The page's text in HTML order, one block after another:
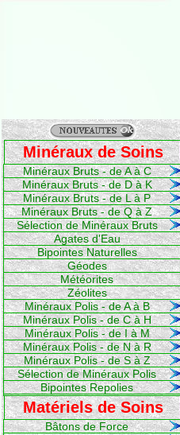
Minéraux de Soins
Minéraux Bruts - de A à C
Minéraux Bruts - de D à K
Minéraux Bruts - de L à P
Minéraux Bruts - de Q à Z
Sélection de Minéraux Bruts
Agates d'Eau
Bipointes Naturelles
Géodes
Météorites
Zéolites
Minéraux Polis - de A à B
Minéraux Polis - de C à H
Minéraux Polis - de I à M
Minéraux Polis - de N à R
Minéraux Polis - de S à Z
Sélection de Minéraux Polis
Bipointes Repolies
Matériels de Soins
Bâtons de Force